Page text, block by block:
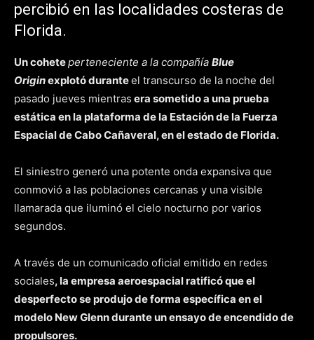
percibió en las localidades costeras de
Florida.
Un coheteperteneciente a la compañía Blue
Originexplotó duranteel transcurso de la noche del
pasado jueves mientras era sometido a una prueba
estática en la plataforma de la Estación de la Fuerza
Espacial de Cabo Cañaveral, en el estado de Florida.
El siniestro generó una potente onda expansiva que
conmovió a las poblaciones cercanas y una visible
llamarada que iluminó el cielo nocturno por varios
segundos.
A través de un comunicado oficial emitido en redes
sociales, la empresa aeroespacial ratificó que el
desperfecto se produjo de forma específica en el
modelo New Glenn durante un ensayo de encendido de
propulsores.